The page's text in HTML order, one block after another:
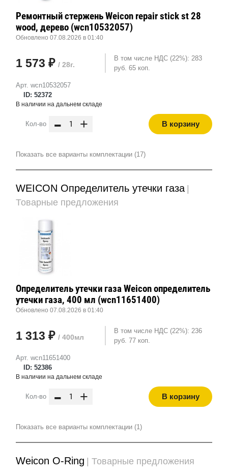
Арт. wcn10532057
ID: 52372
Ремонтный стержень Weicon repair stick st 28
wood, дерево (wcn10532057)
Обновлено 07.08.2026 в 01:40
1 573 ₽ / 28г.
В том числе НДС (22%): 283
руб. 65 коп.
В наличии на дальнем складе
Кол-во - + В корзину
Показать все варианты комплектации (17)
WEICON Определитель утечки газа |
Товарные предложения
Арт. wcn11651400
ID: 52386
Определитель утечки газа Weicon определитель
утечки газа, 400 мл (wcn11651400)
Обновлено 07.08.2026 в 01:40
1 313 ₽ / 400мл
В том числе НДС (22%): 236
руб. 77 коп.
В наличии на дальнем складе
Кол-во - + В корзину
Показать все варианты комплектации (1)
Weicon O-Ring | Товарные предложения